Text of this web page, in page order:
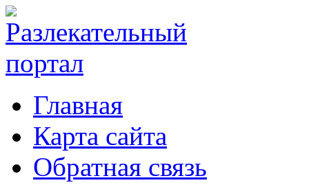
Главная
Карта сайта
Обратная связь